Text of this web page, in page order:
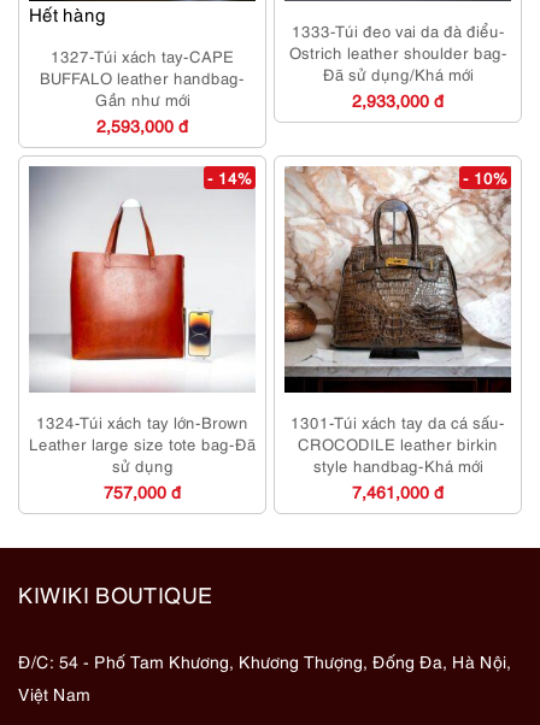
Hết hàng
1327-Túi xách tay-CAPE
BUFFALO leather handbag-
Gần như mới
2,593,000 đ
1333-Túi đeo vai da đà điểu-
Ostrich leather shoulder bag-
Đã sử dụng/Khá mới
2,933,000 đ
- 14%
1324-Túi xách tay lớn-Brown
Leather large size tote bag-Đã
sử dụng
757,000 đ
- 10%
1301-Túi xách tay da cá sấu-
CROCODILE leather birkin
style handbag-Khá mới
7,461,000 đ
KIWIKI BOUTIQUE
Đ/C: 54 - Phố Tam Khương, Khương Thượng, Đống Đa, Hà Nội,
Việt Nam